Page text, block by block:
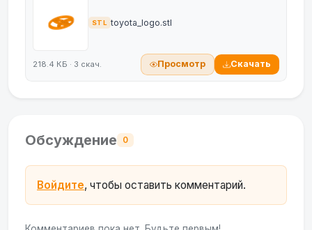
STL toyota_logo.stl
218.4 КБ · 3 скач. Просмотр Скачать
Обсуждение 0
Войдите, чтобы оставить комментарий.